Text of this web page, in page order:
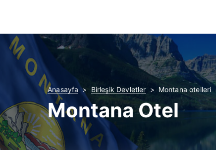
Anasayfa Birleşik Devletler Montana otelleri
Montana Otel